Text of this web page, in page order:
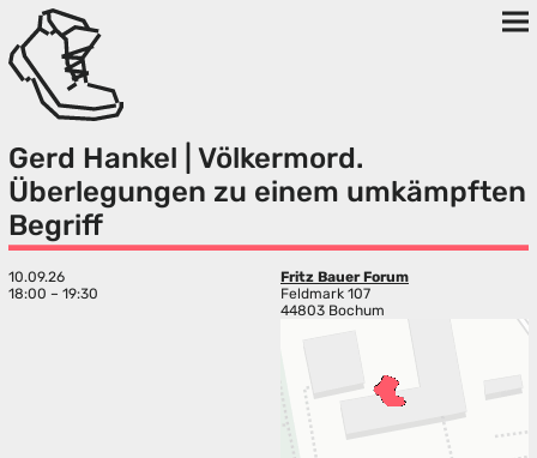
Gerd Hankel | Völkermord.
Überlegungen zu einem umkämpften
Begriff
10.09.26
18:00 – 19:30
Fritz Bauer Forum
Feldmark 107
44803 Bochum